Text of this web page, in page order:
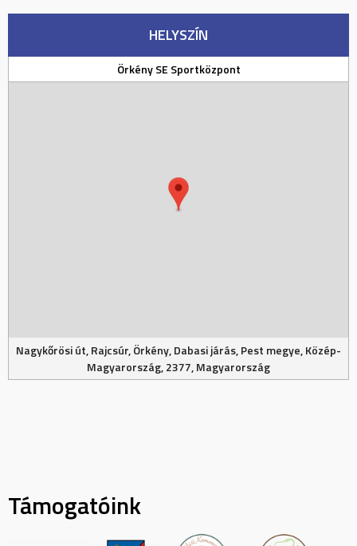
HELYSZÍN
Örkény SE Sportközpont
Nagykőrösi út, Rajcsúr, Örkény, Dabasi járás, Pest megye, Közép-
Magyarország, 2377, Magyarország
Támogatóink